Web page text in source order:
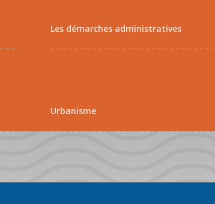
Les démarches administratives
Urbanisme